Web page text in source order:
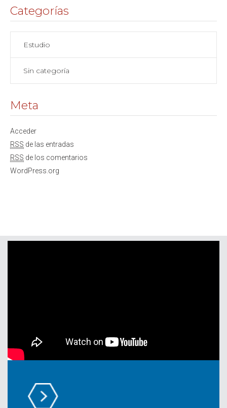
Categorías
Estudio
Sin categoría
Meta
Acceder
RSS de las entradas
RSS de los comentarios
WordPress.org